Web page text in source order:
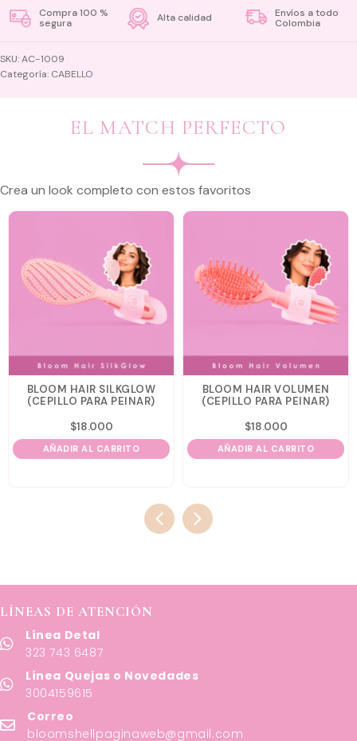
Compra 100 %
segura
Alta calidad
Envíos a todo
Colombia
SKU:AC-1009
Categoría: CABELLO
EL MATCH PERFECTO
Crea un look completo con estos favoritos
BLOOM HAIR SILKGLOW
(CEPILLO PARA PEINAR)
$18.000
AÑADIR AL CARRITO
BLOOM HAIR VOLUMEN
(CEPILLO PARA PEINAR)
$18.000
AÑADIR AL CARRITO
LÍNEAS DE ATENCIÓN
Línea Detal
323 743 6487
Línea Quejas o Novedades
3004159615
Correo
bloomshellpaginaweb@gmail.com